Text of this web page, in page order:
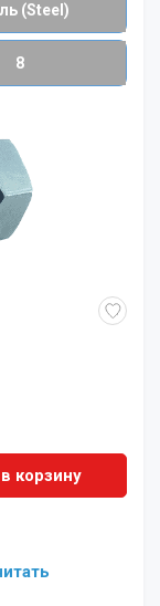
в корзину
(Steel)
8